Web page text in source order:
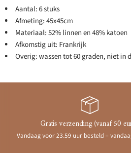
Aantal: 6 stuks
Afmeting: 45x45cm
Materiaal: 52% linnen en 48% katoen
Afkomstig uit: Frankrijk
Overig: wassen tot 60 graden, niet in
Gratis verzending (vanaf 50
Vandaag voor 23.59 uur besteld =